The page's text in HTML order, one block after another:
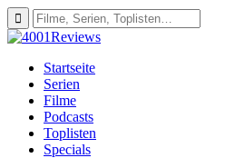
Startseite
Serien
Filme
Podcasts
Toplisten
Specials